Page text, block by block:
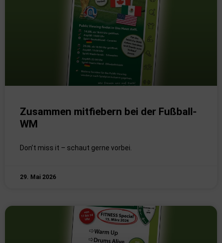
Zusammen mitfiebern bei der Fußball-
WM
Don’t miss it – schaut gerne vorbei.
29. Mai 2026